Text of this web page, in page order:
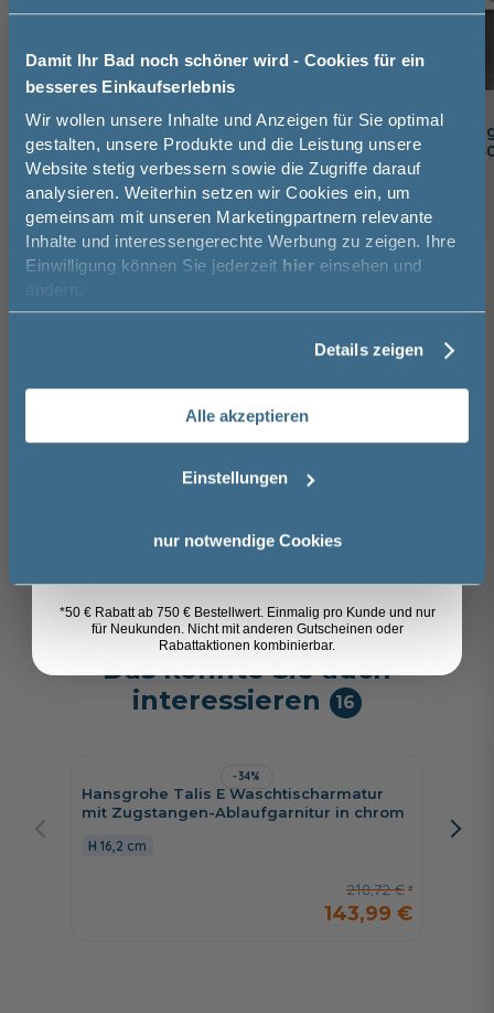
Damit Ihr Bad noch schöner wird - Cookies für ein
besseres Einkaufserlebnis
Wir wollen unsere Inhalte und Anzeigen für Sie optimal
gestalten, unsere Produkte und die Leistung unsere
Website stetig verbessern sowie die Zugriffe darauf
analysieren. Weiterhin setzen wir Cookies ein, um
gemeinsam mit unseren Marketingpartnern relevante
Inhalte und interessengerechte Werbung zu zeigen. Ihre
Einwilligung können Sie jederzeit hier einsehen und
ändern.
Details zeigen
Alle akzeptieren
Einstellungen
nur notwendige Cookies
Cramer Reiniger Armaturen-
Reiniger 750 ml
10,5 cm 24,5 cm
12,95 €
Cramer
Pflegetuch
Kunden kauften auch 8
- mit Zugstangen-Ablaufgarnitur,
CoolStart, für Aufsatzwaschtische, in
163,49 €
Das könnte Sie auch
interessieren
16
-34%
Hansgrohe Talis E Waschtischarmatur
mit Zugstangen-Ablaufgarnitur in chrom
16,2 cm
218,72 €
143,99 €
Jetzt 50 € sparen!
Melde Sie sich hier zu unserem
Newsletter an und sparen Sie
50€* auf Ihre Bestellung!
Vorname
Email
Anmelden
*50 € Rabatt ab 750 € Bestellwert. Einmalig pro Kunde und nur
für Neukunden. Nicht mit anderen Gutscheinen oder
Rabattaktionen kombinierbar.